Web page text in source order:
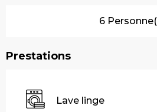
6
Prestations
Lave linge